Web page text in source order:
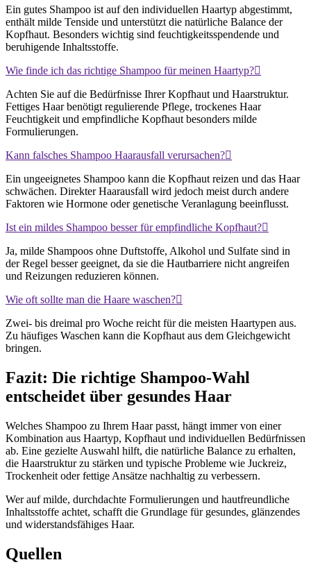
Ein gutes Shampoo ist auf den individuellen Haartyp abgestimmt,
enthält milde Tenside und unterstützt die natürliche Balance der
Kopfhaut. Besonders wichtig sind feuchtigkeitsspendende und
beruhigende Inhaltsstoffe.
Wie finde ich das richtige Shampoo für meinen Haartyp?
Achten Sie auf die Bedürfnisse Ihrer Kopfhaut und Haarstruktur.
Fettiges Haar benötigt regulierende Pflege, trockenes Haar
Feuchtigkeit und empfindliche Kopfhaut besonders milde
Formulierungen.
Kann falsches Shampoo Haarausfall verursachen?
Ein ungeeignetes Shampoo kann die Kopfhaut reizen und das Haar
schwächen. Direkter Haarausfall wird jedoch meist durch andere
Faktoren wie Hormone oder genetische Veranlagung beeinflusst.
Ist ein mildes Shampoo besser für empfindliche Kopfhaut?
Ja, milde Shampoos ohne Duftstoffe, Alkohol und Sulfate sind in
der Regel besser geeignet, da sie die Hautbarriere nicht angreifen
und Reizungen reduzieren können.
Wie oft sollte man die Haare waschen?
Zwei- bis dreimal pro Woche reicht für die meisten Haartypen aus.
Zu häufiges Waschen kann die Kopfhaut aus dem Gleichgewicht
bringen.
Fazit: Die richtige Shampoo-Wahl
entscheidet über gesundes Haar
Welches Shampoo zu Ihrem Haar passt, hängt immer von einer
Kombination aus Haartyp, Kopfhaut und individuellen Bedürfnissen
ab. Eine gezielte Auswahl hilft, die natürliche Balance zu erhalten,
die Haarstruktur zu stärken und typische Probleme wie Juckreiz,
Trockenheit oder fettige Ansätze nachhaltig zu verbessern.
Wer auf milde, durchdachte Formulierungen und hautfreundliche
Inhaltsstoffe achtet, schafft die Grundlage für gesundes, glänzendes
und widerstandsfähiges Haar.
Quellen